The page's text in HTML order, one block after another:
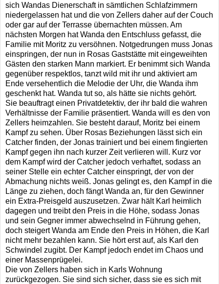
sich Wandas Dienerschaft in sämtlichen Schlafzimmern
niedergelassen hat und die von Zellers daher auf der Couch
oder gar auf der Terrasse übernachten müssen. Am
nächsten Morgen hat Wanda den Entschluss gefasst, die
Familie mit Moritz zu versöhnen. Notgedrungen muss Jonas
einspringen, der nun in Rosas Gaststätte mit eingeweihten
Gästen den starken Mann markiert. Er benimmt sich Wanda
gegenüber respektlos, tanzt wild mit ihr und aktiviert am
Ende versehentlich die Melodie der Uhr, die Wanda ihm
geschenkt hat. Wanda tut so, als hätte sie nichts gehört.
Sie beauftragt einen Privatdetektiv, der ihr bald die wahren
Verhältnisse der Familie präsentiert. Wanda will es den von
Zellers heimzahlen. Sie besteht darauf, Moritz bei einem
Kampf zu sehen. Über Rosas Beziehungen lässt sich ein
Catcher finden, der Jonas trainiert und bei einem fingierten
Kampf gegen ihn nach kurzer Zeit verlieren will. Kurz vor
dem Kampf wird der Catcher jedoch verhaftet, sodass an
seiner Stelle ein echter Catcher einspringt, der von der
Abmachung nichts weiß. Jonas gelingt es, den Kampf in die
Länge zu ziehen, doch fängt Wanda an, für den Gewinner
ein Extra-Preisgeld auszusetzen. Zwar hält Karl heimlich
dagegen und treibt den Preis in die Höhe, sodass Jonas
und sein Gegner immer abwechselnd in Führung gehen,
doch steigert Wanda am Ende den Preis in Höhen, die Karl
nicht mehr bezahlen kann. Sie hört erst auf, als Karl den
Schwindel zugibt. Der Kampf jedoch endet im Chaos und
einer Massenprügelei.
Die von Zellers haben sich in Karls Wohnung
zurückgezogen. Sie sind sich sicher, dass sie es sich mit